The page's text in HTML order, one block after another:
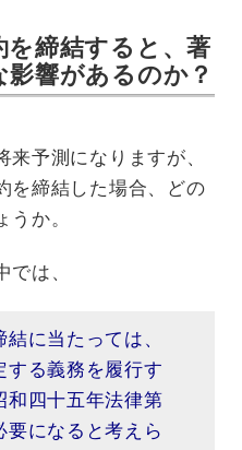
を締結すると、著
響があるのか？
予測になりますが、
を締結した場合、どの
うか。
では、
結に当たっては、
する義務を履行す
和四十五年法律第
要になると考えら